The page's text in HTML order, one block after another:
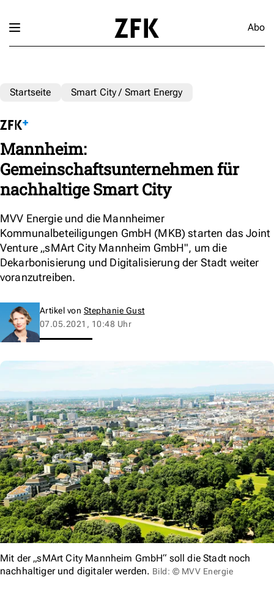
Abo
Startseite Smart City / Smart Energy
Mannheim:
Gemeinschaftsunternehmen für
nachhaltige Smart City
MVV Energie und die Mannheimer
Kommunalbeteiligungen GmbH (MKB) starten das Joint
Venture „sMArt City Mannheim GmbH", um die
Dekarbonisierung und Digitalisierung der Stadt weiter
voranzutreiben.
Artikel von Stephanie Gust
07.05.2021, 10:48 Uhr
Mit der „sMArt City Mannheim GmbH“ soll die Stadt noch
nachhaltiger und digitaler werden. Bild: © MVV Energie